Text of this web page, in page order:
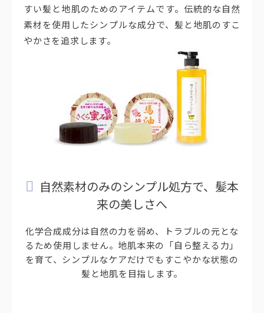
すい髪と地肌のためのアイテムです。伝統的な自然
素材を使用したシンプルな成分で、髪と地肌のすこ
やかさを追求します。
自然素材のみのシンプル処方で、髪本
来の美しさへ
化学合成成分は自然の力を弱め、トラブルの元とな
るため使用しません。地肌本来の「自ら整える力」
を育て、シンプルなケアだけでもすこやかな状態の
髪と地肌を目指します。